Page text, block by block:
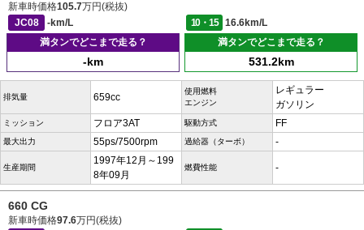
新車時価格105.7万円(税抜)
JC08
-km/L 10・15
16.6km/L
満タンでどこまで走る？
-km
満タンでどこまで走る？
531.2km
排気量 659cc
使用燃料
エンジン
レギュラー
ガソリン
ミッション フロア3AT 駆動方式 FF
最大出力 55ps/7500rpm 過給器（ターボ） -
生産期間
1997年12月～199
8年09月
燃費性能 -
660 CG
新車時価格97.6万円(税抜)